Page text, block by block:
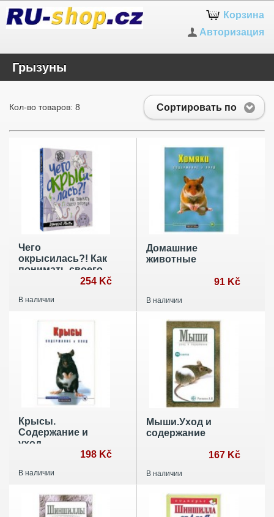
Корзина
Авторизация
Грызуны
Сортировать по
Кол-во товаров: 8
Чего
окрысилась?! Как
понимать своего
254 Kč
В наличии
Домашние
животные
91 Kč
В наличии
Крысы.
Содержание и
уход
198 Kč
В наличии
Мыши.Уход и
содержание
167 Kč
В наличии